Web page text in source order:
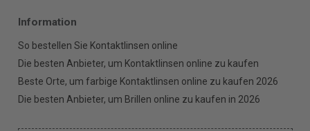
Information
So bestellen Sie Kontaktlinsen online
Die besten Anbieter, um Kontaktlinsen online zu kaufen
Beste Orte, um farbige Kontaktlinsen online zu kaufen 2026
Die besten Anbieter, um Brillen online zu kaufen in 2026